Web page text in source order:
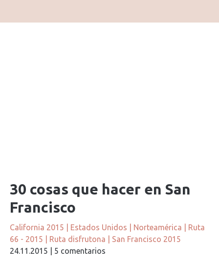
30 cosas que hacer en San
Francisco
California 2015 Estados Unidos Norteamérica
Ruta
66 - 2015
Ruta disfrutona
San Francisco 2015
24.11.2015
5 comentarios